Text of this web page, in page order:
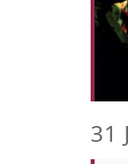
31